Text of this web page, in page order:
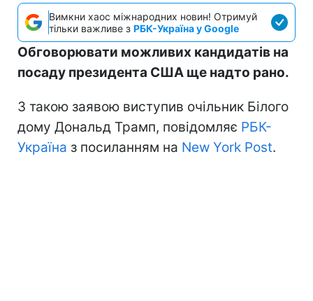
Вимкни хаос міжнародних новин! Отримуй
тільки важливе з РБК-Україна у Google
Обговорювати можливих кандидатів на
посаду президента США ще надто рано.
З такою заявою виступив очільник Білого
дому Дональд Трамп, повідомляє РБК-
Україна з посиланням на New York Post.